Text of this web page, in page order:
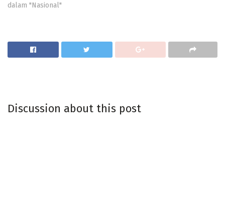
dalam "Nasional"
Discussion about this post